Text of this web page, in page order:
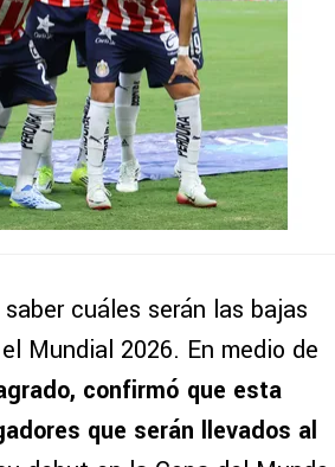
cuáles serán las bajas
Mundial 2026. En medio de
confirmó que esta
que serán llevados al